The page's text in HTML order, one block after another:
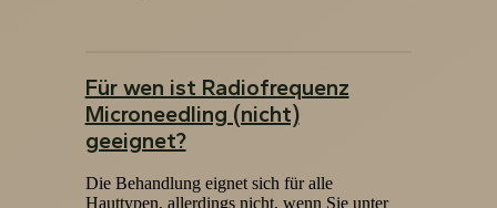
Für wen ist Radiofrequenz
Microneedling (nicht)
geeignet?
Die Behandlung eignet sich für alle
Hauttypen, allerdings nicht, wenn Sie unter